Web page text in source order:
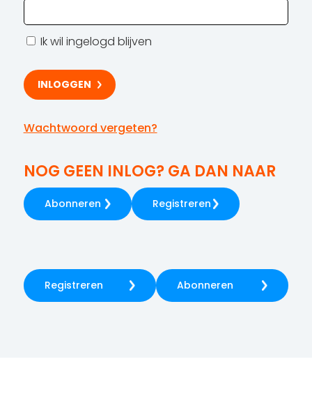
Ik wil ingelogd blijven
Wachtwoord vergeten?
NOG GEEN INLOG? GA DAN NAAR
Abonneren Registreren
Registreren Abonneren